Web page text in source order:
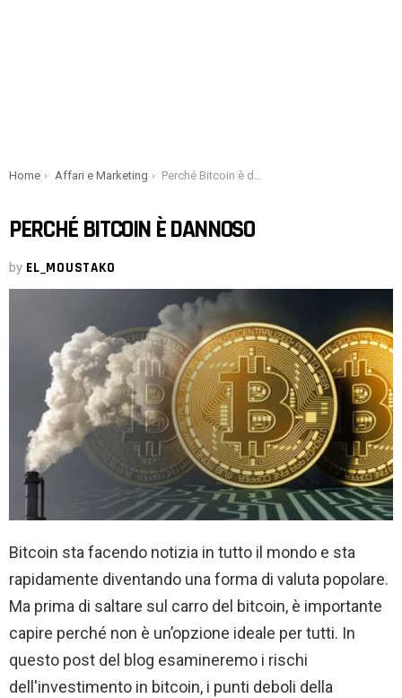
You are here:
Home Affari e Marketing Perché Bitcoin è dannoso
PERCHÉ BITCOIN È DANNOSO
by EL_MOUSTAKO
Bitcoin sta facendo notizia in tutto il mondo e sta
rapidamente diventando una forma di valuta popolare.
Ma prima di saltare sul carro del bitcoin, è importante
capire perché non è un’opzione ideale per tutti. In
questo post del blog esamineremo i rischi
dell'investimento in bitcoin, i punti deboli della